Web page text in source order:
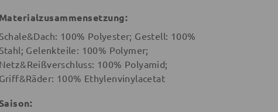
Materialzusammensetzung:
Schale&Dach: 100% Polyester; Gestell: 100%
Stahl; Gelenkteile: 100% Polymer;
Netz&Reißverschluss: 100% Polyamid;
Griff&Räder: 100% Ethylenvinylacetat
Saison: